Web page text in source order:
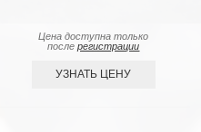
Цена доступна только
послерегистрации
УЗНАТЬ ЦЕНУ